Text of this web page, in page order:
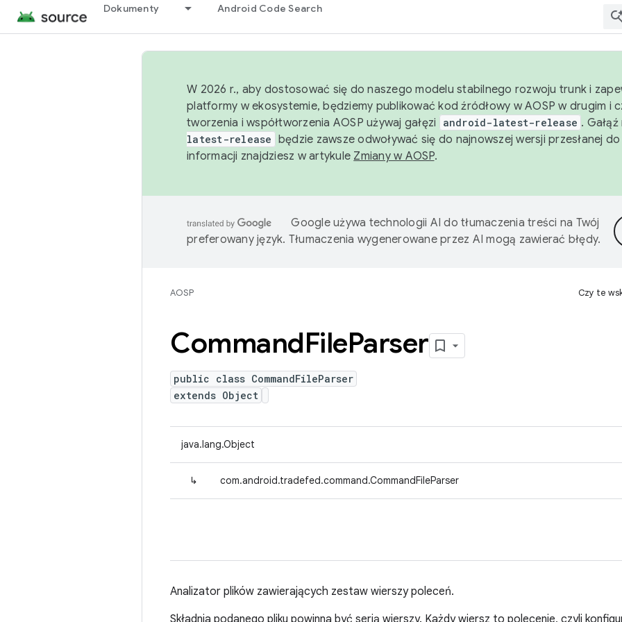
Dokumenty Android Code Search
W 2026 r., aby dostosować się do naszego modelu stabilnego rozwoju trunk i
platformy w ekosystemie, będziemy publikować kod źródłowy w AOSP w drugim i
tworzenia i współtworzenia AOSP używaj gałęzi
android-latest-release .
latest-release będzie zawsze odwoływać się do najnowszej wersji przesłanej do
informacji znajdziesz w artykule Zmiany w AOSP.
Google używa technologii AI do tłumaczenia treści na Twój
preferowany język. Tłumaczenia wygenerowane przez AI mogą zawierać błędy.
AOSP Czy te
CommandFileParser
public class CommandFileParser
extends Object
java.lang.Object
↳ com.android.tradefed.command.CommandFileParser
Analizator plików zawierających zestaw wierszy poleceń.
Składnia podanego pliku powinna być serią wierszy. Każdy wiersz to polecenie, czyli